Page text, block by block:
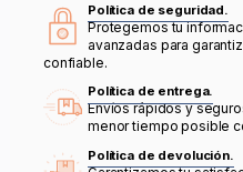
Política de seguridad.
Protegemos tu
avanzadas para
confiable.
Política de entrega.
Envíos rápidos y
menor tiempo posible
Política de devolución.